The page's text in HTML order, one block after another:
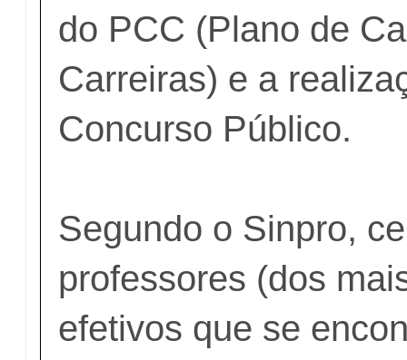
do PCC (Plano de
Carreiras) e a
Concurso Público.
Segundo o Sinpro,
professores (dos
efetivos que se